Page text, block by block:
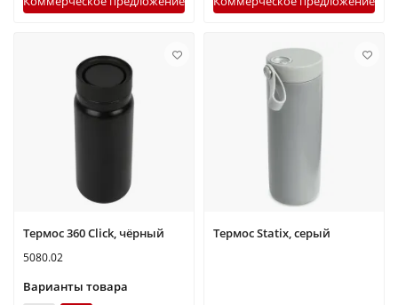
Термоc 360 Click, чёрный
5080.02
Варианты товара
Термос Statix, серый